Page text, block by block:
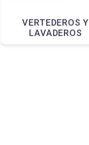
VERTEDEROS Y
LAVADEROS